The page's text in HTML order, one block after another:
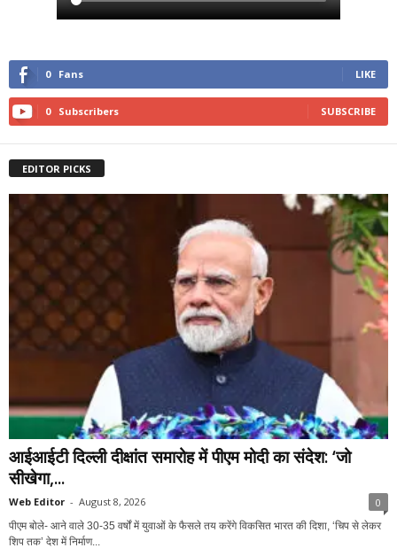
0 Fans LIKE
0 Subscribers SUBSCRIBE
EDITOR PICKS
आईआईटी दिल्ली दीक्षांत समारोह में पीएम मोदी का संदेश: ‘जो
सीखेगा,...
Web Editor - August 8, 2026 0
पीएम बोले- आने वाले 30-35 वर्षों में युवाओं के फैसले तय करेंगे विकसित भारत की दिशा, ‘चिप से लेकर
शिप तक’ देश में निर्माण...